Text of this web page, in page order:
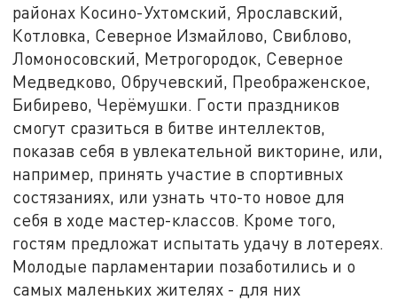
районах Косино-Ухтомский, Ярославский,
Котловка, Северное Измайлово, Свиблово,
Ломоносовский, Метрогородок, Северное
Медведково, Обручевский, Преображенское,
Бибирево, Черёмушки. Гости праздников
смогут сразиться в битве интеллектов,
показав себя в увлекательной викторине, или,
например, принять участие в спортивных
состязаниях, или узнать что-то новое для
себя в ходе мастер-классов. Кроме того,
гостям предложат испытать удачу в лотереях.
Молодые парламентарии позаботились и о
самых маленьких жителях - для них